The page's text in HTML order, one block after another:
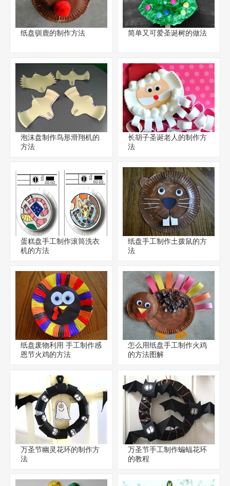
纸盘驯鹿的制作方法 简单又可爱圣诞树的做法
泡沫盘制作鸟形滑翔机的
方法
长胡子圣诞老人的制作方
法
蛋糕盘手工制作滚筒洗衣
机的方法
纸盘手工制作土拨鼠的方
法
纸盘废物利用 手工制作感
恩节火鸡的方法
怎么用纸盘手工制作火鸡
的方法图解
万圣节幽灵花环的制作方
法
万圣节手工制作蝙蝠花环
的教程